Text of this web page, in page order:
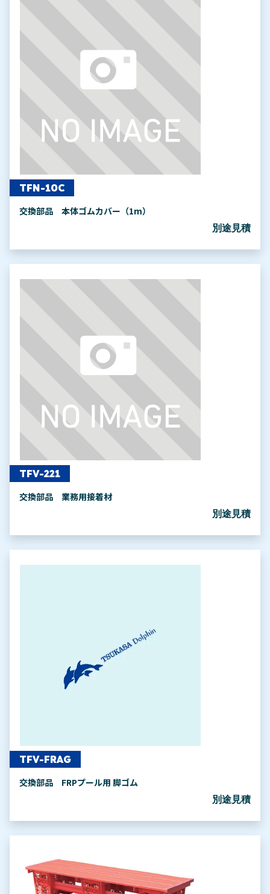
TFN-10C
交換部品 本体ゴムカバー（1m）
別途見積
TFV-221
交換部品 業務用接着材
別途見積
TFV-FRAG
交換部品 FRPプール用 脚ゴム
別途見積